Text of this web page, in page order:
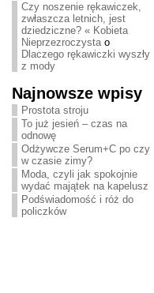
Czy noszenie rękawiczek,
zwłaszcza letnich, jest
dziedziczne? « Kobieta
Nieprzezroczystao
Dlaczego rękawiczki wyszły
z mody
Najnowsze wpisy
Prostota stroju
To już jesień – czas na
odnowę
Odżywcze Serum+C po czy
w czasie zimy?
Moda, czyli jak spokojnie
wydać majątek na kapelusz
Podświadomość i róż do
policzków